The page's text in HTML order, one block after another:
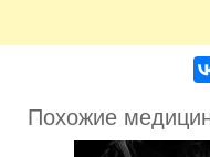
Похожие